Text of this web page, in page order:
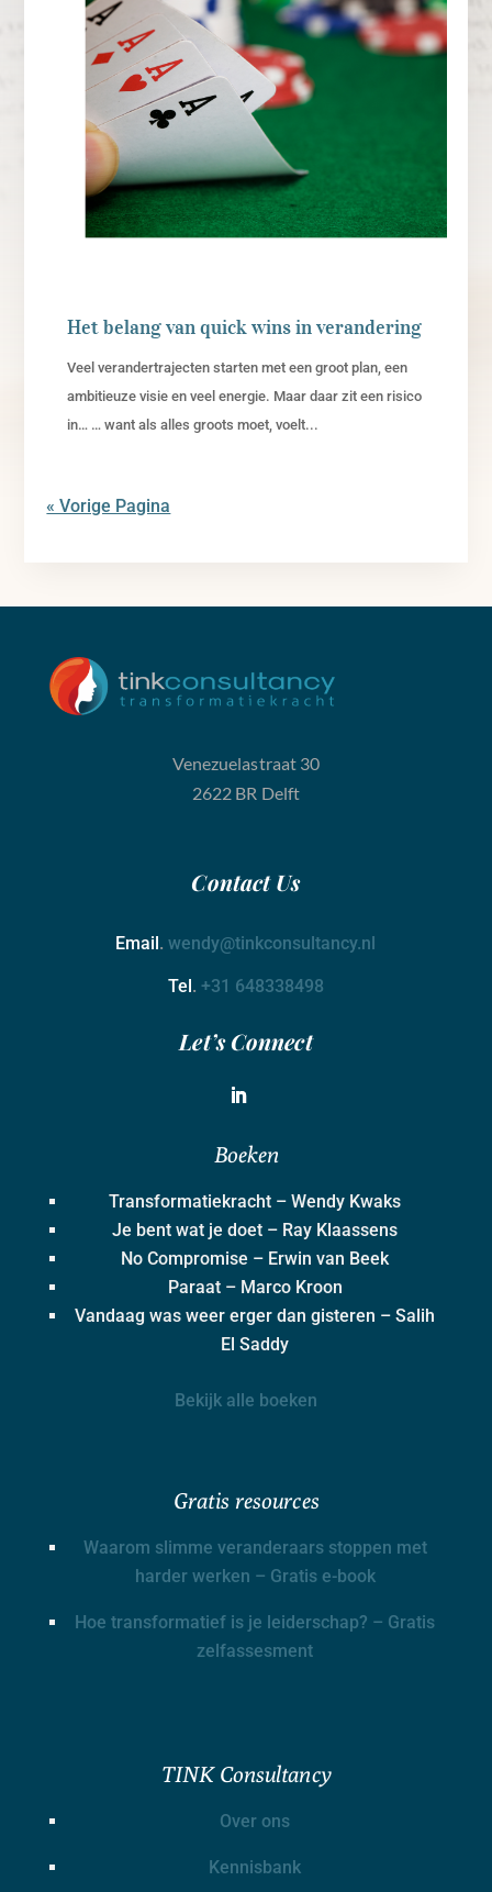
Het belang van quick wins in verandering
Veel verandertrajecten starten met een groot plan, een
ambitieuze visie en veel energie. Maar daar zit een risico
in… … want als alles groots moet, voelt...
« Vorige Pagina
Venezuelastraat 30
2622 BR Delft
ContactUs
Email.wendy@tinkconsultancy.nl
Tel. +31 648338498
Let’s Connect
Boeken
Transformatiekracht – Wendy Kwaks
Je bent wat je doet – Ray Klaassens
No Compromise – Erwin van Beek
Paraat – Marco Kroon
Vandaag was weer erger dan gisteren – Salih
El Saddy
Bekijk alle boeken
Gratis resources
Waarom slimme veranderaars stoppen met
harder werken – Gratis e-book
Hoe transformatief is je leiderschap? – Gratis
zelfassesment
TINK Consultancy
Over ons
Kennisbank